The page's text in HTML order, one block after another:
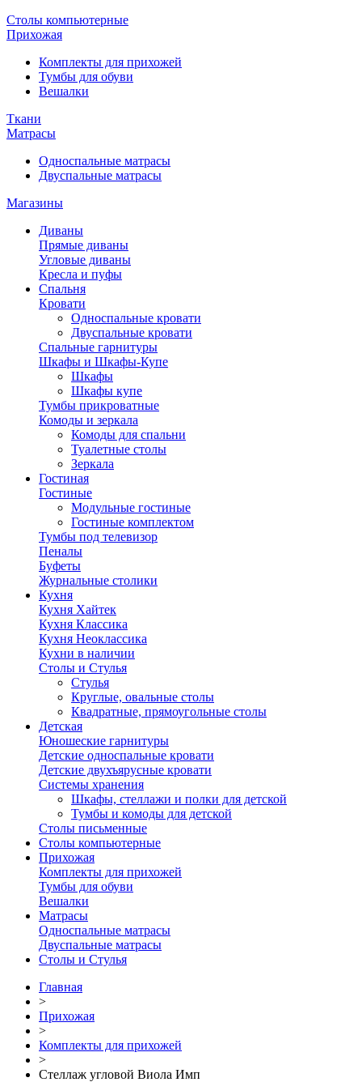
Столы компьютерные
Прихожая
Комплекты для прихожей
Тумбы для обуви
Вешалки
Ткани
Матрасы
Односпальные матрасы
Двуспальные матрасы
Магазины
Диваны
Прямые диваны
Угловые диваны
Кресла и пуфы
Спальня
Кровати
Односпальные кровати
Двуспальные кровати
Спальные гарнитуры
Шкафы и Шкафы-Купе
Шкафы
Шкафы купе
Тумбы прикроватные
Комоды и зеркала
Комоды для спальни
Туалетные столы
Зеркала
Гостиная
Гостиные
Модульные гостиные
Гостиные комплектом
Тумбы под телевизор
Пеналы
Буфеты
Журнальные столики
Кухня
Кухня Хайтек
Кухня Классика
Кухня Неоклассика
Кухни в наличии
Столы и Стулья
Стулья
Круглые, овальные столы
Квадратные, прямоугольные столы
Детская
Юношеские гарнитуры
Детские односпальные кровати
Детские двухъярусные кровати
Системы хранения
Шкафы, стеллажи и полки для детской
Тумбы и комоды для детской
Столы письменные
Столы компьютерные
Прихожая
Комплекты для прихожей
Тумбы для обуви
Вешалки
Матрасы
Односпальные матрасы
Двуспальные матрасы
Столы и Стулья
Главная
>
Прихожая
>
Комплекты для прихожей
>
Стеллаж угловой Виола Имп